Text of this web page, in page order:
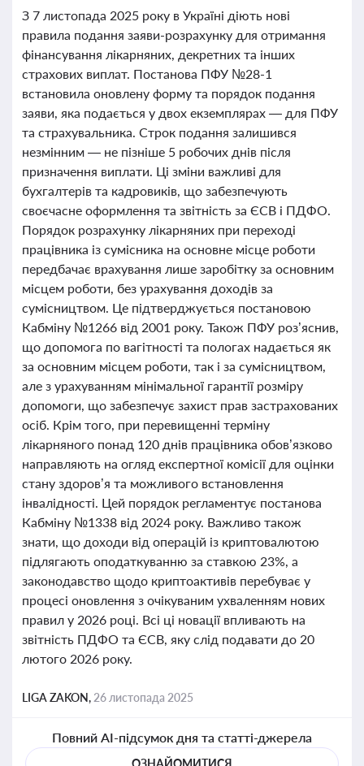
З 7 листопада 2025 року в Україні діють нові
правила подання заяви-розрахунку для отримання
фінансування лікарняних, декретних та інших
страхових виплат. Постанова ПФУ №28-1
встановила оновлену форму та порядок подання
заяви, яка подається у двох екземплярах — для ПФУ
та страхувальника. Строк подання залишився
незмінним — не пізніше 5 робочих днів після
призначення виплати. Ці зміни важливі для
бухгалтерів та кадровиків, що забезпечують
своєчасне оформлення та звітність за ЄСВ і ПДФО.
Порядок розрахунку лікарняних при переході
працівника із сумісника на основне місце роботи
передбачає врахування лише заробітку за основним
місцем роботи, без урахування доходів за
сумісництвом. Це підтверджується постановою
Кабміну №1266 від 2001 року. Також ПФУ роз’яснив,
що допомога по вагітності та пологах надається як
за основним місцем роботи, так і за сумісництвом,
але з урахуванням мінімальної гарантії розміру
допомоги, що забезпечує захист прав застрахованих
осіб. Крім того, при перевищенні терміну
лікарняного понад 120 днів працівника обов’язково
направляють на огляд експертної комісії для оцінки
стану здоров’я та можливого встановлення
інвалідності. Цей порядок регламентує постанова
Кабміну №1338 від 2024 року. Важливо також
знати, що доходи від операцій із криптовалютою
підлягають оподаткуванню за ставкою 23%, а
законодавство щодо криптоактивів перебуває у
процесі оновлення з очікуваним ухваленням нових
правил у 2026 році. Всі ці новації впливають на
звітність ПДФО та ЄСВ, яку слід подавати до 20
лютого 2026 року.
LIGA ZAKON, 26 листопада 2025
Повний AI-підсумок дня та статті-джерела
ОЗНАЙОМИТИСЯ